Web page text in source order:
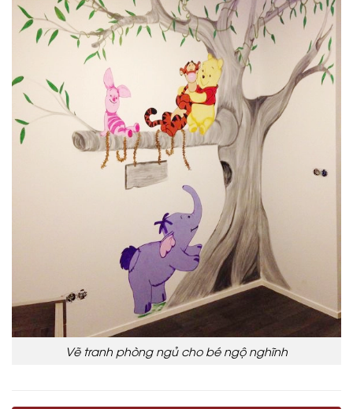
Vẽ tranh phòng ngủ cho bé ngộ nghĩnh